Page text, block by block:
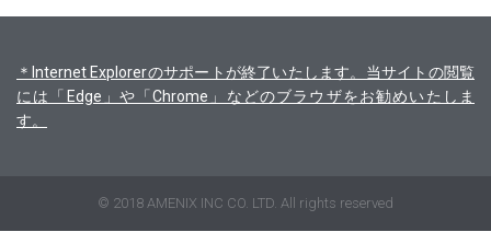
＊Internet Explorerのサポートが終了いたします。当サイトの閲覧
には「Edge」や「Chrome」などのブラウザをお勧めいたしま
す。
© 2018 AMENIX INC CO. LTD. All rights reserved